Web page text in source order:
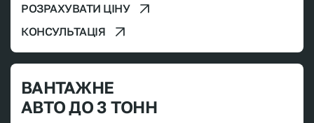
РОЗРАХУВАТИ ЦІНУ
КОНСУЛЬТАЦІЯ
ВАНТАЖНЕ
АВТО ДО 3 ТОНН